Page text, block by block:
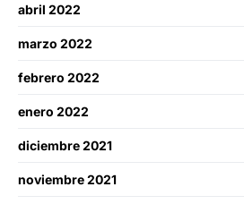
abril 2022
marzo 2022
febrero 2022
enero 2022
diciembre 2021
noviembre 2021